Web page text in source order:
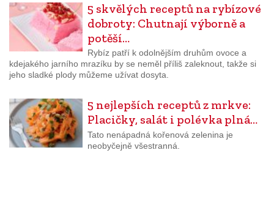
5 skvělých receptů na rybízové
dobroty: Chutnají výborně a
potěší…
Rybíz patří k odolnějším druhům ovoce a
kdejakého jarního mrazíku by se neměl příliš zaleknout, takže si
jeho sladké plody můžeme užívat dosyta.
5 nejlepších receptů z mrkve:
Placičky, salát i polévka plná…
Tato nenápadná kořenová zelenina je
neobyčejně všestranná.